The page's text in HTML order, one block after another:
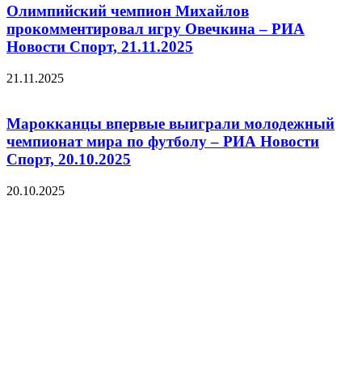
Олимпийский чемпион Михайлов
прокомментировал игру Овечкина – РИА
Новости Спорт, 21.11.2025
21.11.2025
Марокканцы впервые выиграли молодежный
чемпионат мира по футболу – РИА Новости
Спорт, 20.10.2025
20.10.2025